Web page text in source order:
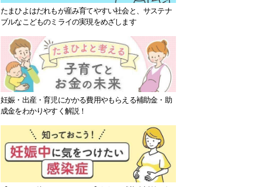
たまひよはだれもが産み育てやすい社会と、サステナ
ブルなこどものミライの実現をめざします
妊娠・出産・育児にかかる費用やもらえる補助金・助
成金をわかりやすく解説！